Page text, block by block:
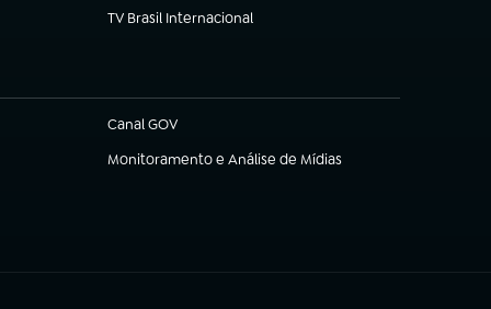
TV Brasil Internacional
(abre em nova aba)
Canal GOV
(abre em nova aba)
Monitoramento e Análise de Mídias
(abre em nova aba)